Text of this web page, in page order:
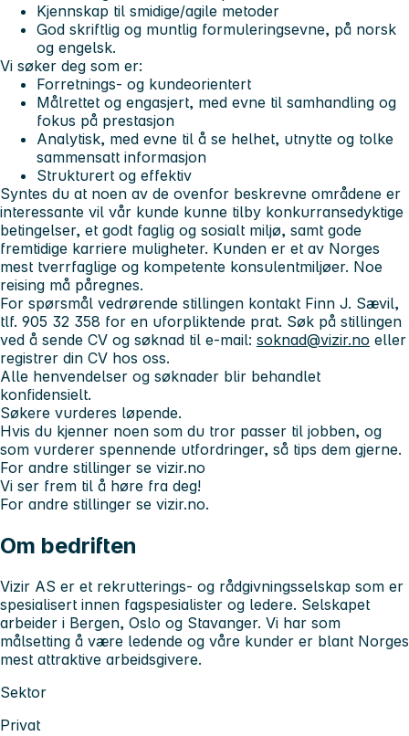
Kjennskap til smidige/agile metoder
God skriftlig og muntlig formuleringsevne, på norsk
og engelsk.
Vi søker deg som er:
Forretnings- og kundeorientert
Målrettet og engasjert, med evne til samhandling og
fokus på prestasjon
Analytisk, med evne til å se helhet, utnytte og tolke
sammensatt informasjon
Strukturert og effektiv
Syntes du at noen av de ovenfor beskrevne områdene er
interessante vil vår kunde kunne tilby konkurransedyktige
betingelser, et godt faglig og sosialt miljø, samt gode
fremtidige karriere muligheter. Kunden er et av Norges
mest tverrfaglige og kompetente konsulentmiljøer. Noe
reising må påregnes.
For spørsmål vedrørende stillingen kontakt Finn J. Sævil,
tlf. 905 32 358 for en uforpliktende prat. Søk på stillingen
ved å sende CV og søknad til e-mail: soknad@vizir.no eller
registrer din CV hos oss.
Alle henvendelser og søknader blir behandlet
konfidensielt.
Søkere vurderes løpende.
Hvis du kjenner noen som du tror passer til jobben, og
som vurderer spennende utfordringer, så tips dem gjerne.
For andre stillinger se vizir.no
Vi ser frem til å høre fra deg!
For andre stillinger se vizir.no.
Om bedriften
Vizir AS er et rekrutterings- og rådgivningsselskap som er
spesialisert innen fagspesialister og ledere. Selskapet
arbeider i Bergen, Oslo og Stavanger. Vi har som
målsetting å være ledende og våre kunder er blant Norges
mest attraktive arbeidsgivere.
Sektor
Privat